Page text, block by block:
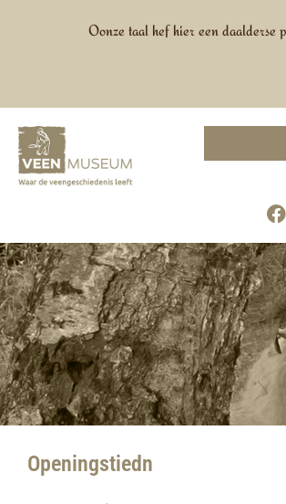
Oonze taal hef hier een daalderse
Openingstiedn